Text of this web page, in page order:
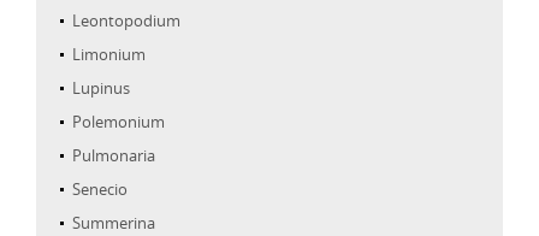
Leontopodium
Limonium
Lupinus
Polemonium
Pulmonaria
Senecio
Summerina